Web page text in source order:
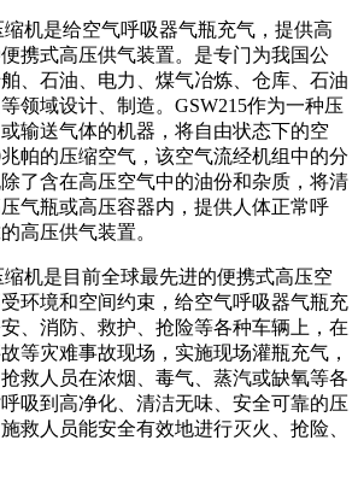
缩机是给空气呼吸器气瓶充气，提供高
携式高压供气装置。是专门为我国公
、石油、电力、煤气冶炼、仓库、石油
领域设计、制造。GSW215作为一种压
输送气体的机器，将自由状态下的空
帕的压缩空气，该空气流经机组中的分
了含在高压空气中的油份和杂质，将清
气瓶或高压容器内，提供人体正常呼
高压供气装置。
缩机是目前全球最先进的便携式高压空
环境和空间约束，给空气呼吸器气瓶充
、消防、救护、抢险等各种车辆上，在
等灾难事故现场，实施现场灌瓶充气，
救人员在浓烟、毒气、蒸汽或缺氧等各
吸到高净化、清洁无味、安全可靠的压
救人员能安全有效地进行灭火、抢险、